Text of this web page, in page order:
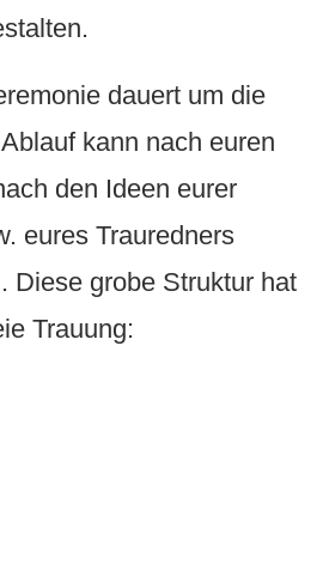
dauert um die
kann nach euren
den Ideen eurer
eures Trauredners
Diese grobe Struktur hat
Trauung: